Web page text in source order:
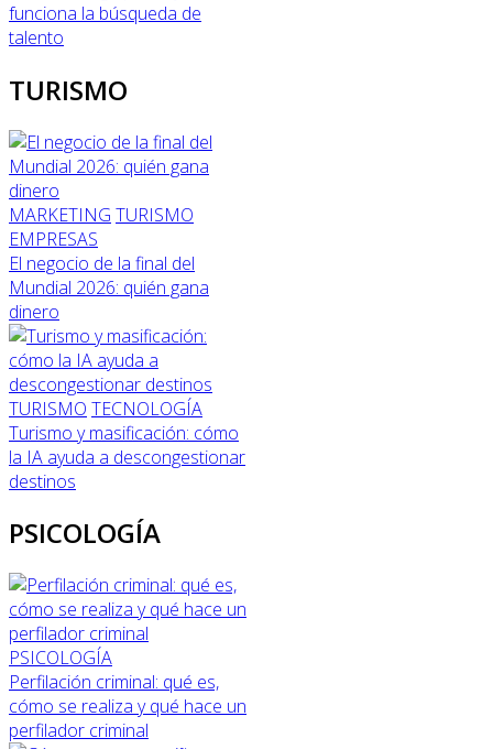
funciona la búsqueda de
talento
TURISMO
MARKETING TURISMO
EMPRESAS
El negocio de la final del
Mundial 2026: quién gana
dinero
TURISMO TECNOLOGÍA
Turismo y masificación: cómo
la IA ayuda a descongestionar
destinos
PSICOLOGÍA
PSICOLOGÍA
Perfilación criminal: qué es,
cómo se realiza y qué hace un
perfilador criminal